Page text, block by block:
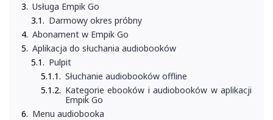
Usługa Empik Go
Darmowy okres próbny
Abonament w Empik Go
Aplikacja do słuchania audiobooków
Pulpit
Słuchanie audiobooków offline
Kategorie ebooków i audiobooków w aplikacji
Empik Go
Menu audiobooka